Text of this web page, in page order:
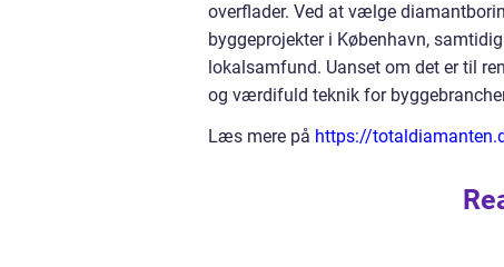
overflader. Ved at vælge
byggeprojekter i København,
lokalsamfund. Uanset om det er til
og værdifuld teknik for
Læs mere på https://